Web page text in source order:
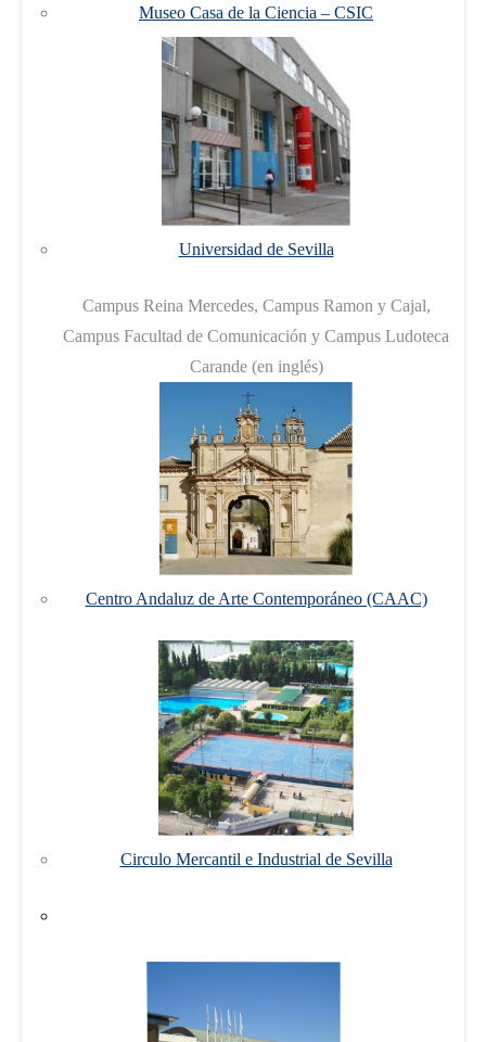
Museo Casa de la Ciencia – CSIC
Universidad de Sevilla
Campus Reina Mercedes, Campus Ramon y Cajal,
Campus Facultad de Comunicación y Campus Ludoteca
Carande (en inglés)
Centro Andaluz de Arte Contemporáneo (CAAC)
Circulo Mercantil e Industrial de Sevilla